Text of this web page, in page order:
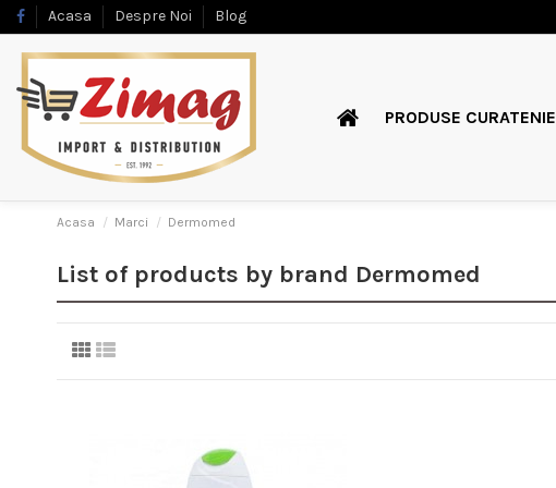
Acasa Despre Noi Blog
PRODUSE CURATENIE
Acasa Marci Dermomed
List of products by brand Dermomed